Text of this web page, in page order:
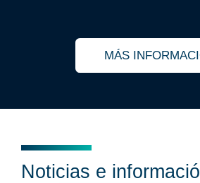
MÁS
OBTENGA MÁS
Noticias e